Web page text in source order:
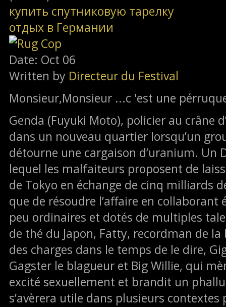
купить спутниковую тарелку
отдых в Германии
Date: Oct 06
Written by Directeur du Festival
Monsieur,Monsieur ...c 'est une
Genda (Fuyuki Moto), policier au crâne
dans un nouveau quartier lorsqu’un
détourne une cargaison d’uranium. Un
lequel les malfaiteurs proposent de
de Tokyo en échange de cinq milliards
que de résoudre l’affaire en collaborant
peu ordinaires et dotés de multiples
de thé du Japon, Fatty, recordman de
des charges dans le temps de le dire,
Gagster le blagueur et Big Willie, qui
excité sexuellement et brandit un
s’avèrera utile dans plusieurs contextes